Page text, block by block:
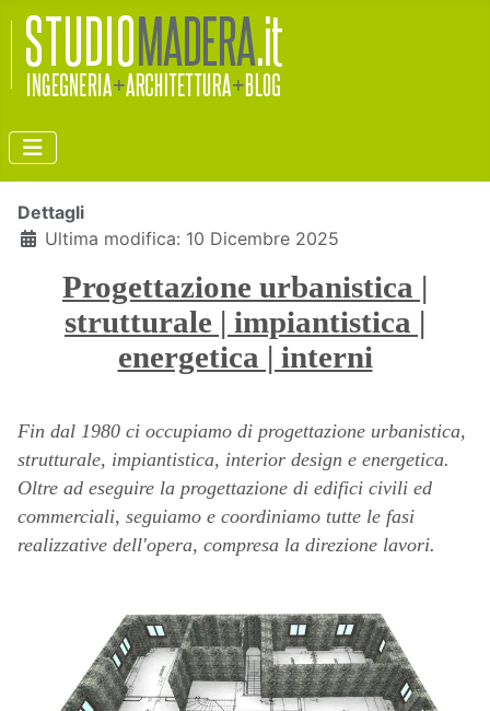
Dettagli
Ultima modifica: 10 Dicembre 2025
Progettazione urbanistica |
strutturale | impiantistica |
energetica | interni
Fin dal 1980 ci occupiamo di progettazione urbanistica,
strutturale, impiantistica, interior design e energetica.
Oltre ad eseguire la progettazione di edifici civili ed
commerciali, seguiamo e coordiniamo tutte le fasi
realizzative dell'opera, compresa la direzione lavori.